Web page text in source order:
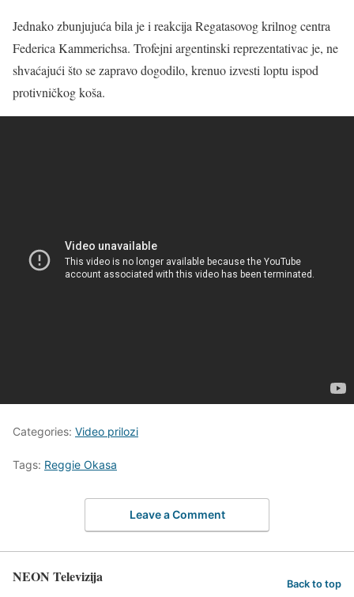
Jednako zbunjujuća bila je i reakcija Regatasovog krilnog centra
Federica Kammerichsa. Trofejni argentinski reprezentativac je, ne
shvaćajući što se zapravo dogodilo, krenuo izvesti loptu ispod
protivničkog koša.
Categories: Video prilozi
Tags: Reggie Okasa
Leave a Comment
NEON Televizija Back to top